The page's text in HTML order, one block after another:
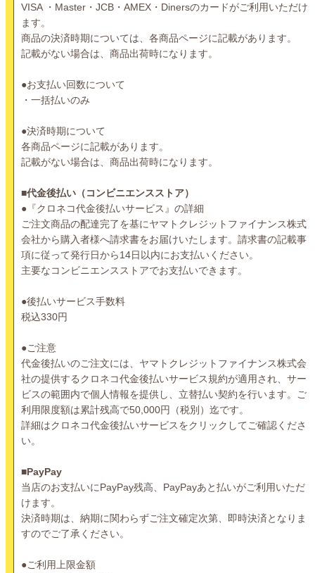
VISA ・Master・JCB・AMEX・Dinersのカードがご利用いただけ
ます。
商品の決済時期については、各商品ページに記載があります。
記載がない場合は、商品出荷時になります。
●お支払い回数について
・一括払いのみ
●決済時期について
各商品ページに記載があります。
記載がない場合は、商品出荷時になります。
■代金後払い（コンビニエンスストア）
●『クロネコ代金後払いサービス』の詳細
ご注文商品の配達完了を基にヤマトクレジットファイナンス株式
会社から購入者様へ請求書をお届けいたします。請求書の記載事
項に従って発行日から14日以内にお支払いください。
主要なコンビニエンスストアでお支払いできます。
●後払いサービス手数料
税込330円
●ご注意
代金後払いのご注文には、ヤマトクレジットファイナンス株式会
社の提供するクロネコ代金後払いサービス規約が適用され、サー
ビスの範囲内で個人情報を提供し、立替払い契約を行います。ご
利用限度額は累計残高で50,000円（税別）迄です。
詳細はクロネコ代金後払いサービスをクリックしてご確認くださ
い。
■PayPay
当店のお支払いにPayPay残高、PayPayあと払いがご利用いただ
けます。
決済時期は、納期に関わらずご注文確定次第、即時決済となりま
すのでご了承ください。
●ご利用上限金額